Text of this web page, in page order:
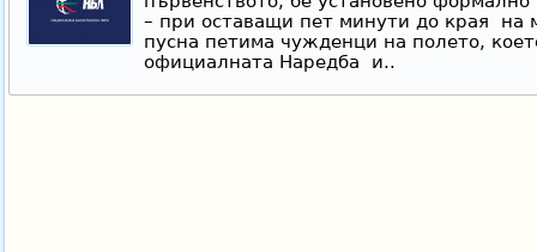
– при оставащи пет минути до края на
пусна петима чужденци на полето,
официалната Наредба и..